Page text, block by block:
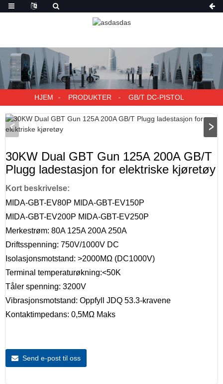
HJEM PRODUKTER GB/T DC-PISTOL
30KW Dual GBT Gun 125A 200A GB/T
Plugg ladestasjon for elektriske kjøretøy
Kort beskrivelse:
MIDA-GBT-EV80P MIDA-GBT-EV150P
MIDA-GBT-EV200P MIDA-GBT-EV250P
Merkestrøm: 80A 125A 200A 250A
Driftsspenning: 750V/1000V DC
Isolasjonsmotstand: >2000MΩ (DC1000V)
Terminal temperaturøkning:<50K
Tåler spenning: 3200V
Vibrasjonsmotstand: Oppfyll JDQ 53.3-kravene
Kontaktimpedans: 0,5MΩ Maks
Send e-post til oss